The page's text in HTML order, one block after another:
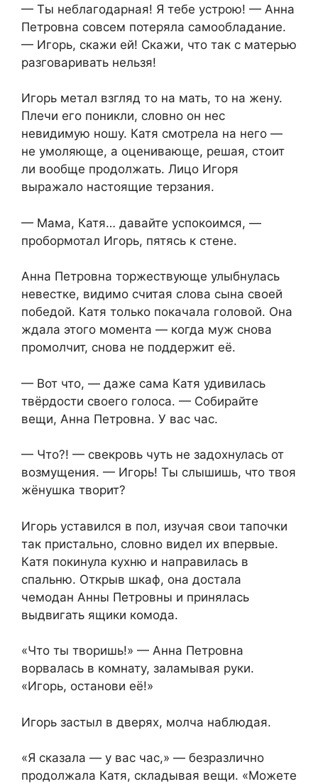
— Ты неблагодарная! Я тебе устрою! — Анна
Петровна совсем потеряла самообладание.
— Игорь, скажи ей! Скажи, что так с матерью
разговаривать нельзя!
Игорь метал взгляд то на мать, то на жену.
Плечи его поникли, словно он нес
невидимую ношу. Катя смотрела на него —
не умоляюще, а оценивающе, решая, стоит
ли вообще продолжать. Лицо Игоря
выражало настоящие терзания.
— Мама, Катя… давайте успокоимся, —
пробормотал Игорь, пятясь к стене.
Анна Петровна торжествующе улыбнулась
невестке, видимо считая слова сына своей
победой. Катя только покачала головой. Она
ждала этого момента — когда муж снова
промолчит, снова не поддержит её.
— Вот что, — даже сама Катя удивилась
твёрдости своего голоса. — Собирайте
вещи, Анна Петровна. У вас час.
— Что?! — свекровь чуть не задохнулась от
возмущения. — Игорь! Ты слышишь, что твоя
жёнушка творит?
Игорь уставился в пол, изучая свои тапочки
так пристально, словно видел их впервые.
Катя покинула кухню и направилась в
спальню. Открыв шкаф, она достала
чемодан Анны Петровны и принялась
выдвигать ящики комода.
«Что ты творишь!» — Анна Петровна
ворвалась в комнату, заламывая руки.
«Игорь, останови её!»
Игорь застыл в дверях, молча наблюдая.
«Я сказала — у вас час,» — безразлично
продолжала Катя, складывая вещи. «Можете